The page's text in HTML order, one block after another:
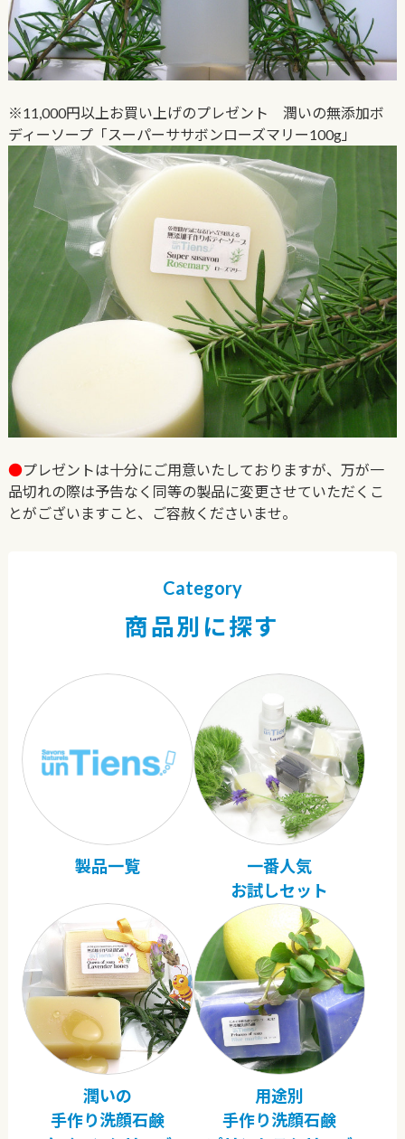
※11,000円以上お買い上げのプレゼント 潤いの無添加ボ
ディーソープ「スーパーササボンローズマリー100g」
●プレゼントは十分にご用意いたしておりますが、万が一
品切れの際は予告なく同等の製品に変更させていただくこ
とがございますこと、ご容赦くださいませ。
Category
商品別に探す
製品一覧
一番人気
お試しセット
潤いの
手作り洗顔石鹸
用途別
手作り洗顔石鹸